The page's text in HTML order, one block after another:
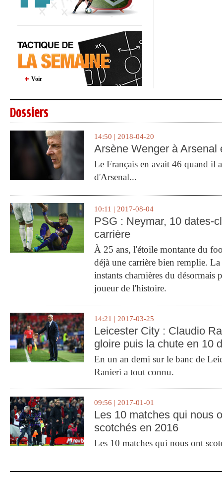
Voir
Dossiers
14:50 | 2018-04-20
Arsène Wenger à Arsenal
Le Français en avait 46 quand il
d'Arsenal...
10:11 | 2017-08-04
PSG : Neymar, 10 dates-
carrière
À 25 ans, l'étoile montante du
déjà une carrière bien remplie.
instants charnières du désormais
joueur de l'histoire.
14:21 | 2017-03-25
Leicester City : Claudio
gloire puis la chute en 10
En un an demi sur le banc de
Ranieri a tout connu.
09:56 | 2017-01-01
Les 10 matches qui nous
scotchés en 2016
Les 10 matches qui nous ont